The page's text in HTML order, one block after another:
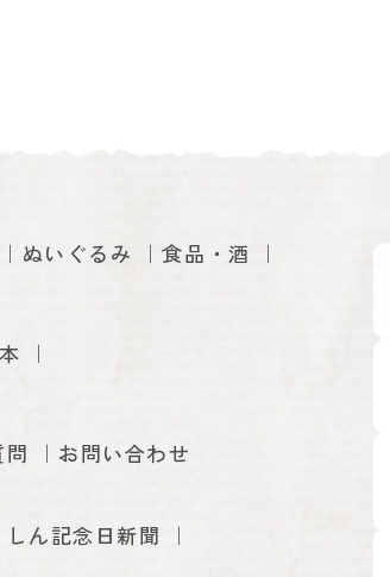
ぬいぐるみ 食品・酒
お問い合わせ
しん記念日新聞